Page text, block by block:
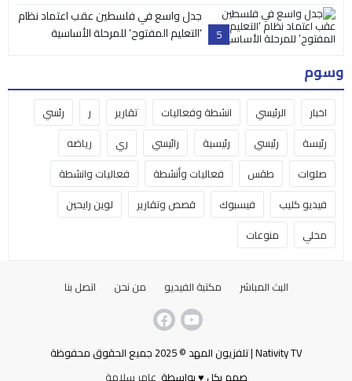
5
جدل واسع في فلسطين عقب اعتماد نظام
‘التعليم المفتوح’ للمرحلة الأساسية
وسوم
اخبار الرئيسي انشطة وفعاليات تقارير ر
رئسي
رئيسة
رئيسي رئيسية رائيسي ري
رياضه
صلوات
طقس فعاليات وأنشطة
فعاليات وانشطة
فيديو كليب
فيسبوك قصص وتقارير
لوين رايحين
محلي
منوعات
البث المباشر مكتبة الفيديو من نحن اتصل بنا
Nativity TV | تلفزيون المهد © 2025 جميع الحقوق محفوظة
صمم بكل ♥ بواسطة عامر سلامة